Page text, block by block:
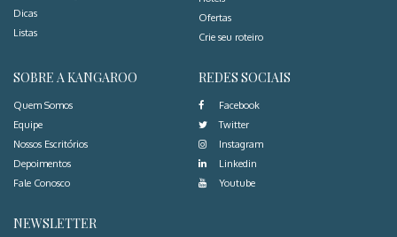
Dicas
Listas
Ofertas
Crie seu roteiro
SOBRE A KANGAROO
Quem Somos
Equipe
Nossos Escritórios
Depoimentos
Fale Conosco
REDES SOCIAIS
Facebook
Twitter
Instagram
Linkedin
Youtube
NEWSLETTER